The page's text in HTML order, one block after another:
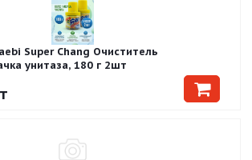
Super Chang Очиститель
унитаза, 180 г 2шт